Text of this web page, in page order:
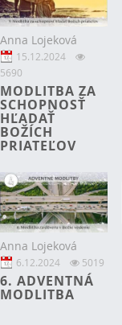
Anna Lojeková
15.12.2024
5690
MODLITBA ZA
SCHOPNOSŤ
HĽADAŤ
BOŽÍCH
PRIATEĽOV
Anna Lojeková
6.12.2024 5019
6. ADVENTNÁ
MODLITBA